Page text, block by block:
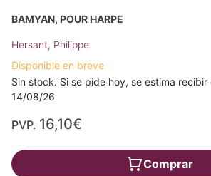
BAMYAN, POUR HARPE
Hersant, Philippe
Disponible en breve
Sin stock. Si se pide hoy, se estima recibir
14/08/26
PVP. 16,10€
Comprar